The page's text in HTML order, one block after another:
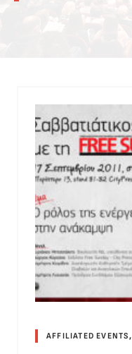
AFFILIATED EVENTS,